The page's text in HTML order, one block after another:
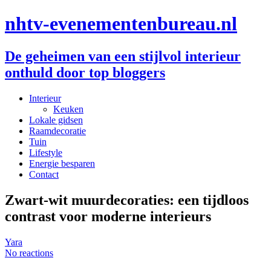
nhtv-evenementenbureau.nl
De geheimen van een stijlvol interieur
onthuld door top bloggers
Interieur
Keuken
Lokale gidsen
Raamdecoratie
Tuin
Lifestyle
Energie besparen
Contact
Zwart-wit muurdecoraties: een tijdloos
contrast voor moderne interieurs
Yara
No reactions